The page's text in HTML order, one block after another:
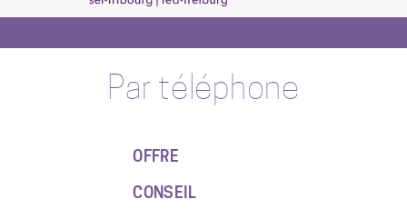
au
Par téléphone
OFFRE
CONSEIL